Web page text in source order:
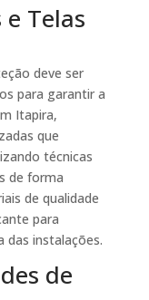
Telas
deve ser
para garantir a
Itapira,
que
técnicas
de forma
de qualidade
para
das instalações.
de